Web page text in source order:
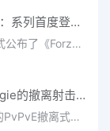
《地平线 6》正式公布：系列首度登陆亚洲，日本嘉年华即将启幕
Playground Games 正式公布了《Forza Horizon 6》，这次备受赞誉的地平线嘉年华将首次驶入亚洲，落户日本。玩家
《马拉松》评测：Bungie的撤离射击硬核之作——痛苦是入场券，回报是顶级的
《马拉松》是一款严酷的PvPvE撤离式射击游戏，现已登陆PS5、Xbox Series X/S和PC。它继承了Bungie上世纪90年